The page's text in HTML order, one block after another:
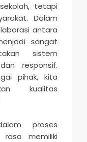
tetapi
Dalam
antara
sangat
sistem
responsif.
pihak, kita
kualitas
proses
rasa memiliki